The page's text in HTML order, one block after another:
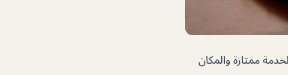
ممتازة والمكان